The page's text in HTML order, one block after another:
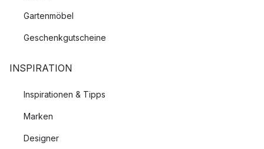
Gartenmöbel
Geschenkgutscheine
INSPIRATION
Inspirationen & Tipps
Marken
Designer